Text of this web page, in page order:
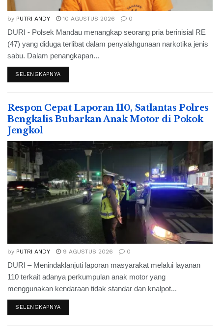
by PUTRI ANDY 10 AGUSTUS 2026 0
DURI - Polsek Mandau menangkap seorang pria berinisial RE
(47) yang diduga terlibat dalam penyalahgunaan narkotika jenis
sabu. Dalam penangkapan...
SELENGKAPNYA
Respon Cepat Laporan 110, Satlantas Polres
Bengkalis Bubarkan Anak Motor di Pokok
Jengkol
by PUTRI ANDY 9 AGUSTUS 2026 0
DURI – Menindaklanjuti laporan masyarakat melalui layanan
110 terkait adanya perkumpulan anak motor yang
menggunakan kendaraan tidak standar dan knalpot...
SELENGKAPNYA